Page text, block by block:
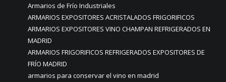
Armarios de Frío Industriales
ARMARIOS EXPOSITORES ACRISTALADOS FRIGORIFICOS
ARMARIOS EXPOSITORES VINO CHAMPAN REFRIGERADOS EN
MADRID
ARMARIOS FRIGORIFICOS REFRIGERADOS EXPOSITORES DE
FRÍO MADRID
armarios para conservar el vino en madrid